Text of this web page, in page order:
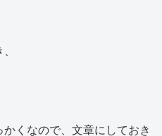
くなので、文章にしておき